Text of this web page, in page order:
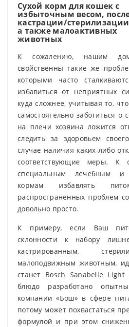
Сухой корм для кошек с
избыточным весом,
кастрации/
а также малоактивных
животных
К сожалению, нашим
свойственны такие же
которыми часто
избавиться от неприятных
куда сложнее, учитывая то,
самостоятельно заботиться о
на плечи хозяина ложится
следить за здоровьем
случае наличия каких-либо
соответствующие меры. К
специальным лечебным и
кормам избавлять
распространенных проблем
довольно просто.
К примеру, если Ваш
склонности к набору
кастрированным,
малоподвижным животным,
станет Bosch Sanabelle
блюдо разработано
компании «Бош» в сфере
потому может похвастаться
формулой и при этом